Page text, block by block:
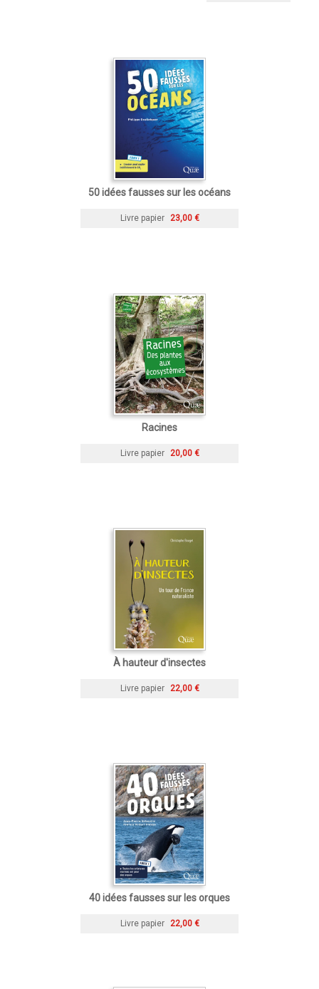
50 idées fausses sur les océans
Livre papier 23,00 €
Racines
Livre papier 20,00 €
À hauteur d'insectes
Livre papier 22,00 €
40 idées fausses sur les orques
Livre papier 22,00 €